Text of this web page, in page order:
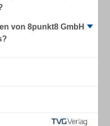
von 8punkt8 GmbH